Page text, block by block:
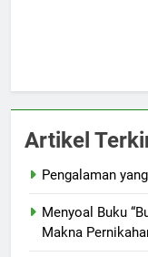
Artikel
Pengalaman
Menyoal Buku
Makna